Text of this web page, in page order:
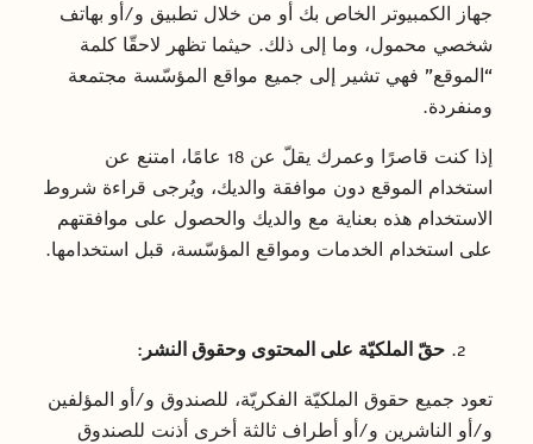
جهاز الكمبيوتر الخاص بك أو من خلال تطبيق و/أو بهاتف
شخصي محمول، وما إلى ذلك. حيثما تظهر لاحقّا كلمة
“الموقع” فهي تشير إلى جميع مواقع المؤسّسة مجتمعة
ومنفردة.
إذا كنت قاصرًا وعمرك يقلّ عن 18 عامًا، امتنع عن
استخدام الموقع دون موافقة والديك، ويُرجى قراءة شروط
الاستخدام هذه بعناية مع والديك والحصول على موافقتهم
على استخدام الخدمات ومواقع المؤسّسة، قبل استخدامها.
حقّ الملكيّة على المحتوى وحقوق النشر:
تعود جميع حقوق الملكيّة الفكريّة، للصندوق و/أو المؤلفين
و/أو الناشرين و/أو أطراف ثالثة أخرى أذنت للصندوق